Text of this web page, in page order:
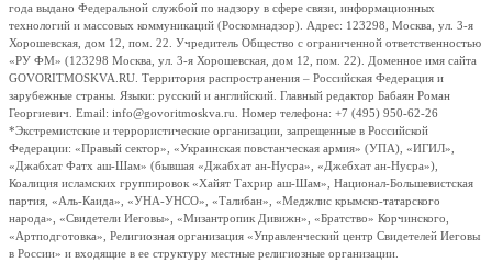
года выдано Федеральной службой по надзору в сфере связи, информационных
технологий и массовых коммуникаций (Роскомнадзор). Адрес: 123298, Москва, ул. 3-я
Хорошевская, дом 12, пом. 22. Учредитель Общество с ограниченной ответственностью
«РУ ФМ» (123298 Москва, ул. 3-я Хорошевская, дом 12, пом. 22). Доменное имя сайта
GOVORITMOSKVA.RU. Территория распространения – Российская Федерация и
зарубежные страны. Языки: русский и английский. Главный редактор Бабаян Роман
Георгиевич. Email: info@govoritmoskva.ru. Номер телефона: +7 (495) 950-62-26
*Экстремистские и террористические организации, запрещенные в Российской
Федерации: «Правый сектор», «Украинская повстанческая армия» (УПА), «ИГИЛ»,
«Джабхат Фатх аш-Шам» (бывшая «Джабхат ан-Нусра», «Джебхат ан-Нусра»),
Коалиция исламских группировок «Хайят Тахрир аш-Шам», Национал-Большевистская
партия, «Аль-Каида», «УНА-УНСО», «Талибан», «Меджлис крымско-татарского
народа», «Свидетели Иеговы», «Мизантропик Дивижн», «Братство» Корчинского,
«Артподготовка», Религиозная организация «Управленческий центр Свидетелей Иеговы
в России» и входящие в ее структуру местные религиозные организации.